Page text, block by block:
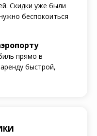
Скидки уже были
беспокоиться
прямо в
быстрой,